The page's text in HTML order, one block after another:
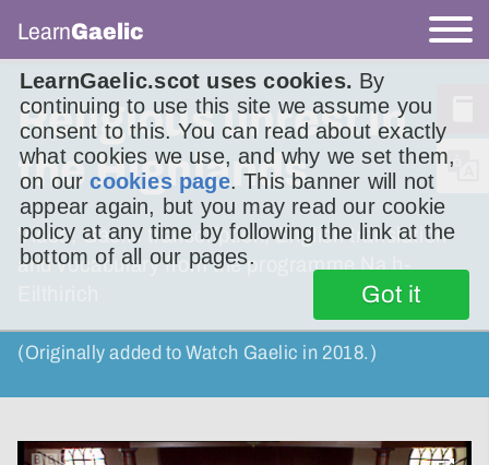
LearnGaelic.scot uses cookies. By
continuing to use this site we assume you
consent to this. You can read about exactly
what cookies we use, and why we set them,
on ourcookies page. This banner will not
appear again, but you may read our cookie
policy at any time by following the link at the
bottom of all our pages.
Got it
LearnGaelic
Religious unrest in
the Highlands
Video, Gaelic transcription, English translation
and vocabulary from the programme Na h-
(Originally added to Watch Gaelic in 2018.)